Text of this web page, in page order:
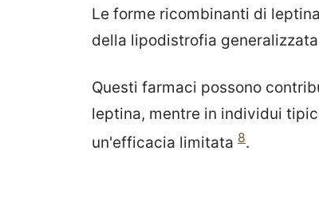
Le forme ricombinanti di
della lipodistrofia
Questi farmaci possono
leptina, mentre in individui
un'efficacia limitata 8.